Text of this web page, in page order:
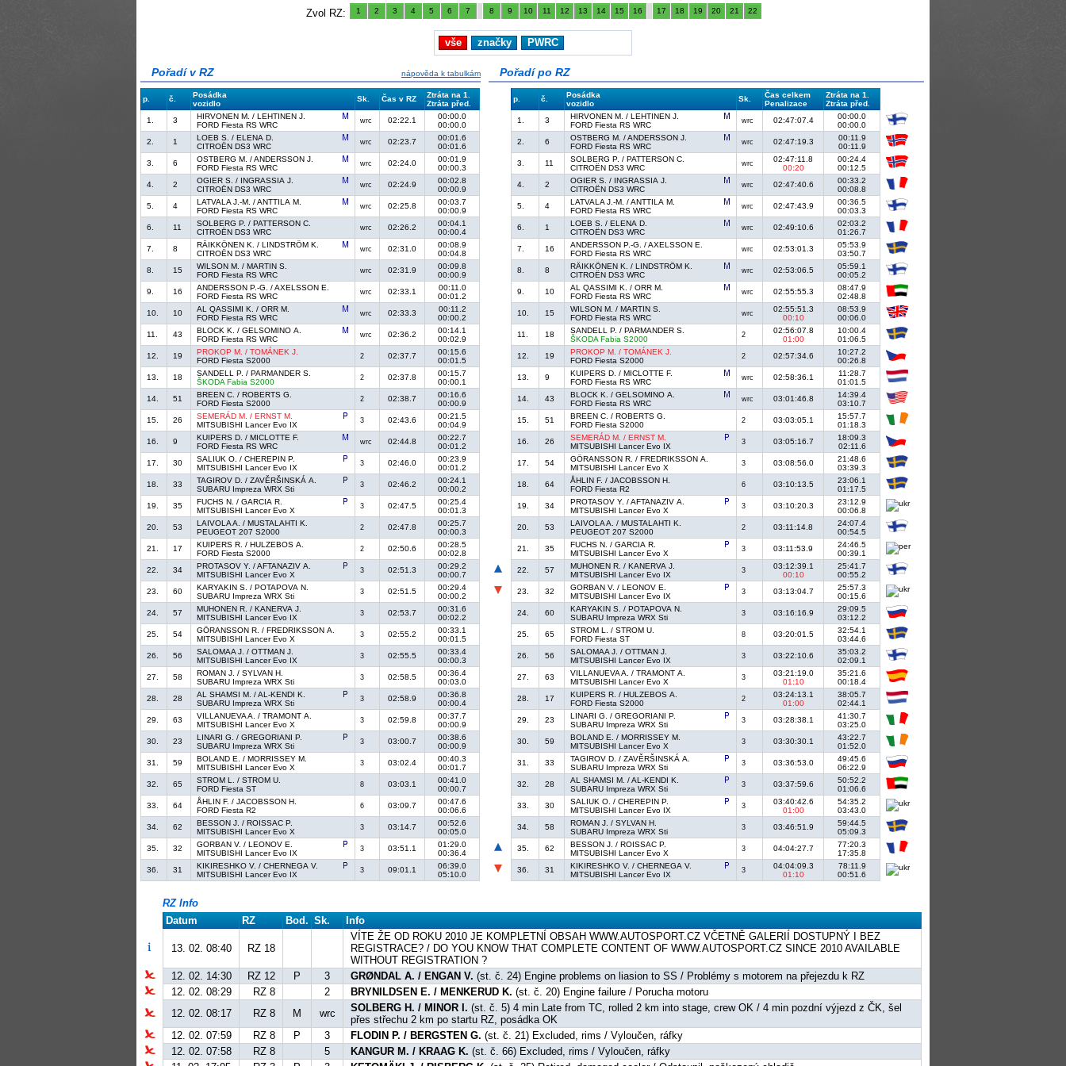
Zvol RZ: 1 2 3 4 5 6 7 8 9 10 11 12 13 14 15 16 17 18 19 20 21 22
vše značky PWRC
Pořadí v RZ nápověda k tabulkám
p. č.
Posádka
vozidlo
Sk. Čas v RZ
Ztráta na 1.
Ztráta před.
1.
3
HIRVONEN M. / LEHTINEN J.
FORD Fiesta RS WRC
wrc 02:22.1
00:00.0
00:00.0
2.
1
LOEB S. / ELENA D.
CITROËN DS3 WRC
wrc 02:23.7
00:01.6
00:01.6
3.
6
OSTBERG M. / ANDERSSON J.
FORD Fiesta RS WRC
wrc 02:24.0
00:01.9
00:00.3
4.
2
OGIER S. / INGRASSIA J.
CITROËN DS3 WRC
wrc 02:24.9
00:02.8
00:00.9
5.
4
LATVALA J.-M. / ANTTILA M.
FORD Fiesta RS WRC
wrc 02:25.8
00:03.7
00:00.9
6.
11
SOLBERG P. / PATTERSON C.
CITROËN DS3 WRC
wrc 02:26.2
00:04.1
00:00.4
7.
8
RÄIKKÖNEN K. / LINDSTRÖM K.
CITROËN DS3 WRC
wrc 02:31.0
00:08.9
00:04.8
8.
15
WILSON M. / MARTIN S.
FORD Fiesta RS WRC
wrc 02:31.9
00:09.8
00:00.9
9.
16
ANDERSSON P.-G. / AXELSSON E.
FORD Fiesta RS WRC
wrc 02:33.1
00:11.0
00:01.2
10.
10
AL QASSIMI K. / ORR M.
FORD Fiesta RS WRC
wrc 02:33.3
00:11.2
00:00.2
11.
43
BLOCK K. / GELSOMINO A.
FORD Fiesta RS WRC
wrc 02:36.2
00:14.1
00:02.9
12.
19
PROKOP M. / TOMÁNEK J.
FORD Fiesta S2000
2 02:37.7
00:15.6
00:01.5
13.
18
SANDELL P. / PARMANDER S.
ŠKODA Fabia S2000
2 02:37.8
00:15.7
00:00.1
14.
51
BREEN C. / ROBERTS G.
FORD Fiesta S2000
2 02:38.7
00:16.6
00:00.9
15.
26
SEMERÁD M. / ERNST M.
MITSUBISHI Lancer Evo IX
3 02:43.6
00:21.5
00:04.9
16.
9
KUIPERS D. / MICLOTTE F.
FORD Fiesta RS WRC
wrc 02:44.8
00:22.7
00:01.2
17.
30
SALIUK O. / CHEREPIN P.
MITSUBISHI Lancer Evo IX
3 02:46.0
00:23.9
00:01.2
18.
33
TAGIROV D. / ZAVĚRŠINSKÁ A.
SUBARU Impreza WRX Sti
3 02:46.2
00:24.1
00:00.2
19.
35
FUCHS N. / GARCIA R.
MITSUBISHI Lancer Evo X
3 02:47.5
00:25.4
00:01.3
20.
53
LAIVOLA A. / MUSTALAHTI K.
PEUGEOT 207 S2000
2 02:47.8
00:25.7
00:00.3
21.
17
KUIPERS R. / HULZEBOS A.
FORD Fiesta S2000
2 02:50.6
00:28.5
00:02.8
22.
34
PROTASOV Y. / AFTANAZIV A.
MITSUBISHI Lancer Evo X
3 02:51.3
00:29.2
00:00.7
23.
60
KARYAKIN S. / POTAPOVA N.
SUBARU Impreza WRX Sti
3 02:51.5
00:29.4
00:00.2
24.
57
MUHONEN R. / KANERVA J.
MITSUBISHI Lancer Evo IX
3 02:53.7
00:31.6
00:02.2
25.
54
GÖRANSSON R. / FREDRIKSSON A.
MITSUBISHI Lancer Evo X
3 02:55.2
00:33.1
00:01.5
26.
56
SALOMAA J. / OTTMAN J.
MITSUBISHI Lancer Evo IX
3 02:55.5
00:33.4
00:00.3
27.
58
ROMAN J. / SYLVAN H.
SUBARU Impreza WRX Sti
3 02:58.5
00:36.4
00:03.0
28.
28
AL SHAMSI M. / AL-KENDI K.
SUBARU Impreza WRX Sti
3 02:58.9
00:36.8
00:00.4
29.
63
VILLANUEVA A. / TRAMONT A.
MITSUBISHI Lancer Evo X
3 02:59.8
00:37.7
00:00.9
30.
23
LINARI G. / GREGORIANI P.
SUBARU Impreza WRX Sti
3 03:00.7
00:38.6
00:00.9
31.
59
BOLAND E. / MORRISSEY M.
MITSUBISHI Lancer Evo X
3 03:02.4
00:40.3
00:01.7
32.
65
STROM L. / STROM U.
FORD Fiesta ST
8 03:03.1
00:41.0
00:00.7
33.
64
ÅHLIN F. / JACOBSSON H.
FORD Fiesta R2
6 03:09.7
00:47.6
00:06.6
34.
62
BESSON J. / ROISSAC P.
MITSUBISHI Lancer Evo X
3 03:14.7
00:52.6
00:05.0
35.
32
GORBAN V. / LEONOV E.
MITSUBISHI Lancer Evo IX
3 03:51.1
01:29.0
00:36.4
36.
31
KIKIRESHKO V. / CHERNEGA V.
MITSUBISHI Lancer Evo IX
3 09:01.1
06:39.0
05:10.0
Pořadí po RZ
p. č.
Posádka
vozidlo
Sk.
Čas celkem
Penalizace
Ztráta na 1.
Ztráta před.
1.
3
HIRVONEN M. / LEHTINEN J.
FORD Fiesta RS WRC
wrc 02:47:07.4
00:00.0
00:00.0
2.
6
OSTBERG M. / ANDERSSON J.
FORD Fiesta RS WRC
wrc 02:47:19.3
00:11.9
00:11.9
3.
11
SOLBERG P. / PATTERSON C.
CITROËN DS3 WRC
wrc
02:47:11.8
00:20
00:24.4
00:12.5
4.
2
OGIER S. / INGRASSIA J.
CITROËN DS3 WRC
wrc 02:47:40.6
00:33.2
00:08.8
5.
4
LATVALA J.-M. / ANTTILA M.
FORD Fiesta RS WRC
wrc 02:47:43.9
00:36.5
00:03.3
6.
1
LOEB S. / ELENA D.
CITROËN DS3 WRC
wrc 02:49:10.6
02:03.2
01:26.7
7.
16
ANDERSSON P.-G. / AXELSSON E.
FORD Fiesta RS WRC
wrc 02:53:01.3
05:53.9
03:50.7
8.
8
RÄIKKÖNEN K. / LINDSTRÖM K.
CITROËN DS3 WRC
wrc 02:53:06.5
05:59.1
00:05.2
9.
10
AL QASSIMI K. / ORR M.
FORD Fiesta RS WRC
wrc 02:55:55.3
08:47.9
02:48.8
10.
15
WILSON M. / MARTIN S.
FORD Fiesta RS WRC
wrc
02:55:51.3
00:10
08:53.9
00:06.0
11.
18
SANDELL P. / PARMANDER S.
ŠKODA Fabia S2000
2
02:56:07.8
01:00
10:00.4
01:06.5
12.
19
PROKOP M. / TOMÁNEK J.
FORD Fiesta S2000
2 02:57:34.6
10:27.2
00:26.8
13.
9
KUIPERS D. / MICLOTTE F.
FORD Fiesta RS WRC
wrc 02:58:36.1
11:28.7
01:01.5
14.
43
BLOCK K. / GELSOMINO A.
FORD Fiesta RS WRC
wrc 03:01:46.8
14:39.4
03:10.7
15.
51
BREEN C. / ROBERTS G.
FORD Fiesta S2000
2 03:03:05.1
15:57.7
01:18.3
16.
26
SEMERÁD M. / ERNST M.
MITSUBISHI Lancer Evo IX
3 03:05:16.7
18:09.3
02:11.6
17.
54
GÖRANSSON R. / FREDRIKSSON A.
MITSUBISHI Lancer Evo X
3 03:08:56.0
21:48.6
03:39.3
18.
64
ÅHLIN F. / JACOBSSON H.
FORD Fiesta R2
6 03:10:13.5
23:06.1
01:17.5
19.
34
PROTASOV Y. / AFTANAZIV A.
MITSUBISHI Lancer Evo X
3 03:10:20.3
23:12.9
00:06.8
20.
53
LAIVOLA A. / MUSTALAHTI K.
PEUGEOT 207 S2000
2 03:11:14.8
24:07.4
00:54.5
21.
35
FUCHS N. / GARCIA R.
MITSUBISHI Lancer Evo X
3 03:11:53.9
24:46.5
00:39.1
22.
57
MUHONEN R. / KANERVA J.
MITSUBISHI Lancer Evo IX
3
03:12:39.1
00:10
25:41.7
00:55.2
23.
32
GORBAN V. / LEONOV E.
MITSUBISHI Lancer Evo IX
3 03:13:04.7
25:57.3
00:15.6
24.
60
KARYAKIN S. / POTAPOVA N.
SUBARU Impreza WRX Sti
3 03:16:16.9
29:09.5
03:12.2
25.
65
STROM L. / STROM U.
FORD Fiesta ST
8 03:20:01.5
32:54.1
03:44.6
26.
56
SALOMAA J. / OTTMAN J.
MITSUBISHI Lancer Evo IX
3 03:22:10.6
35:03.2
02:09.1
27.
63
VILLANUEVA A. / TRAMONT A.
MITSUBISHI Lancer Evo X
3
03:21:19.0
01:10
35:21.6
00:18.4
28.
17
KUIPERS R. / HULZEBOS A.
FORD Fiesta S2000
2
03:24:13.1
01:00
38:05.7
02:44.1
29.
23
LINARI G. / GREGORIANI P.
SUBARU Impreza WRX Sti
3 03:28:38.1
41:30.7
03:25.0
30.
59
BOLAND E. / MORRISSEY M.
MITSUBISHI Lancer Evo X
3 03:30:30.1
43:22.7
01:52.0
31.
33
TAGIROV D. / ZAVĚRŠINSKÁ A.
SUBARU Impreza WRX Sti
3 03:36:53.0
49:45.6
06:22.9
32.
28
AL SHAMSI M. / AL-KENDI K.
SUBARU Impreza WRX Sti
3 03:37:59.6
50:52.2
01:06.6
33.
30
SALIUK O. / CHEREPIN P.
MITSUBISHI Lancer Evo IX
3
03:40:42.6
01:00
54:35.2
03:43.0
34.
58
ROMAN J. / SYLVAN H.
SUBARU Impreza WRX Sti
3 03:46:51.9
59:44.5
05:09.3
35.
62
BESSON J. / ROISSAC P.
MITSUBISHI Lancer Evo X
3 04:04:27.7
77:20.3
17:35.8
36.
31
KIKIRESHKO V. / CHERNEGA V.
MITSUBISHI Lancer Evo IX
3
04:04:09.3
01:10
78:11.9
00:51.6
RZ Info
Datum
RZ Bod. Sk. Info
13. 02. 08:40 RZ 18
VÍTE ŽE OD ROKU 2010 JE KOMPLETNÍ OBSAH WWW.AUTOSPORT.CZ VČETNĚ GALERIÍ DOSTUPNÝ I BEZ
REGISTRACE? / DO YOU KNOW THAT COMPLETE CONTENT OF WWW.AUTOSPORT.CZ SINCE 2010 AVAILABLE
WITHOUT REGISTRATION ?
12. 02. 14:30
RZ 12 P 3 GRØNDAL A. / ENGAN V. (st. č. 24) Engine problems on liasion to SS / Problémy s motorem na přejezdu k RZ
12. 02. 08:29
RZ 8 2 BRYNILDSEN E. / MENKERUD K. (st. č. 20) Engine failure / Porucha motoru
12. 02. 08:17
RZ 8 M wrc SOLBERG H. / MINOR I. (st. č. 5) 4 min Late from TC, rolled 2 km into stage, crew OK / 4 min pozdní výjezd z ČK, šel
přes střechu 2 km po startu RZ, posádka OK
12. 02. 07:59
RZ 8 P 3 FLODIN P. / BERGSTEN G. (st. č. 21) Excluded, rims / Vyloučen, ráfky
12. 02. 07:58
RZ 8 5 KANGUR M. / KRAAG K. (st. č. 66) Excluded, rims / Vyloučen, ráfky